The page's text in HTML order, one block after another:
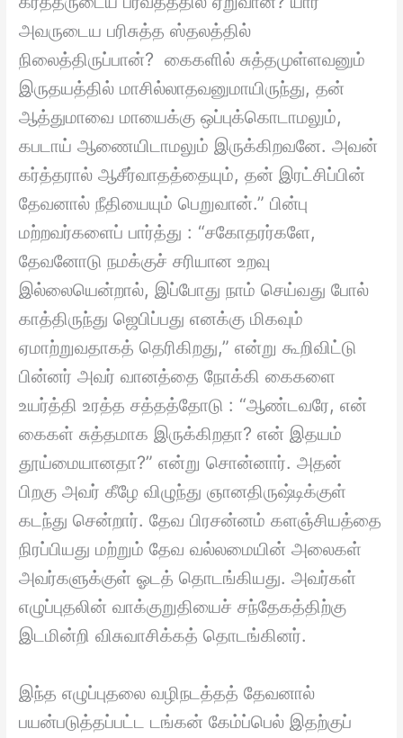
அவருடைய பரிசுத்த ஸ்தலத்தில்
நிலைத்திருப்பான்? கைகளில் சுத்தமுள்ளவனும்
இருதயத்தில் மாசில்லாதவனுமாயிருந்து, தன்
ஆத்துமாவை மாயைக்கு ஒப்புக்கொடாமலும்,
கபடாய் ஆணையிடாமலும் இருக்கிறவனே. அவன்
கர்த்தரால் ஆசீர்வாதத்தையும், தன் இரட்சிப்பின்
தேவனால் நீதியையும் பெறுவான்.” பின்பு
மற்றவர்களைப் பார்த்து : “சகோதரர்களே,
தேவனோடு நமக்குச் சரியான உறவு
இல்லையென்றால், இப்போது நாம் செய்வது போல்
காத்திருந்து ஜெபிப்பது எனக்கு மிகவும்
ஏமாற்றுவதாகத் தெரிகிறது,” என்று கூறிவிட்டு
பின்னர் அவர் வானத்தை நோக்கி கைகளை
உயர்த்தி உரத்த சத்தத்தோடு : “ஆண்டவரே, என்
கைகள் சுத்தமாக இருக்கிறதா? என் இதயம்
தூய்மையானதா?” என்று சொன்னார். அதன்
பிறகு அவர் கீழே விழுந்து ஞானதிருஷ்டிக்குள்
கடந்து சென்றார். தேவ பிரசன்னம் களஞ்சியத்தை
நிரப்பியது மற்றும் தேவ வல்லமையின் அலைகள்
அவர்களுக்குள் ஓடத் தொடங்கியது. அவர்கள்
எழுப்புதலின் வாக்குறுதியைச் சந்தேகத்திற்கு
இடமின்றி விசுவாசிக்கத் தொடங்கினர்.
இந்த எழுப்புதலை வழிநடத்தத் தேவனால்
பயன்படுத்தப்பட்ட டங்கன் கேம்ப்பெல் இதற்குப்